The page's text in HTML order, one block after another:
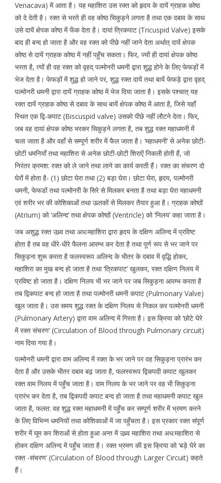
Venacava) में आता है। यह महाशिरा उस रक्त को हृदय के दायें ग्राहक कोष्ठ
को दे देती है। रक्त से भरते ही वह कोष्ठ सिकुड़ने लगता है तथा एक दबाव के साथ
उसे दायें क्षेपक कोष्ठ में फेंक देता है। दायां त्रिकपाट (Tricuspid Valve) इसके
बाद ही बन्द हो जाता है और वह रक्त को पीछे नहीं जाने देता अर्थात् दायें क्षेपक
कोष्ठ से दायें ग्राहक कोष्ठ में नहीं पहुँच सकता। फिर, ज्यों ही दायां क्षेपक कोष्ठ
भरता है, त्यों ही वह रक्त को वृहद् पल्मोनरी धमनी द्वारा शुद्ध होने के लिए फेफड़ों में
भेज देता है। फेफड़ों में शुद्ध हो जाने पर, शुद्ध रक्त दायें तथा बायें फेफड़े द्वारा वृहद्
पल्मोनरी धमनी द्वारा दायें ग्राहक कोष्ठ में भेज दिया जाता है। इसके पश्चात् यह
रक्त दायें ग्राहक कोष्ठ से दबाव के साथ बायें क्षेपक कोष्ठ में आता है, जिसे यहाँ
स्थित एक द्वि-कपाट (Biscuspid valve) उसको पीछे नहीं लौटने देता। फिर,
जब वह दायां क्षेपक कोष्ठ भरकर सिकुड़ने लगता है, तब शुद्ध रक्त महाधमनी में
चला जाता है और वहाँ से सम्पूर्ण शरीर में फैल जाता है। ‘महाधमनी’ से अनेक छोटी-
छोटी धमनियाँ तथा महाशिरा से अनेक छोटी-छोटी शिराऐं निकली होती हैं, जो
निरंतर क्रमश: रक्त को ले जाने तथा लाने का कार्य करती हैं। रक्त का संचरण दो
घेरों में होता है- (1) छोटा घेरा तथा (2) बड़ा घेरा। छोटा घेरा, हृदय, पल्मोनरी
धमनी, फेफडों तथा पल्मोनरी के सिरे से मिलकर बनता है तथा बड़ा घेरा महाधमनी
एवं शरीर भर की कोशिकाओं तथा ऊतकों से मिलकर तैयार हुआ है। ग्राहक कोष्ठों
(Atrium) को ‘अलिन्द’ तथा क्षेपक कोष्ठों (Ventricle) को ‘निलय’ कहा जाता है।
जब अशुद्ध रक्त उध्र्व तथा अध:महाशिरा द्वारा हृदय के दक्षिण अलिन्द में प्रविष्ट
होता है तब वह धीरे-धीरे फैलना आरम्भ कर देता है तथा पूर्ण रूप से भर जाने पर
सिकुड़ना शुरू करता है फलस्वरूप अलिन्द के भीतर के दबाव में वृद्धि होकर,
महाशिरा का मुख बन्द हो जाता है तथा ‘त्रिकपाट’ खुलकर, रक्त दक्षिण निलय में
प्रविष्ट हो जाता है। दक्षिण निलय भी भर जाने पर जब सिकुड़ना आरम्भ करता है
तब द्विकपाट बन्द हो जाता है तथा पल्मोनरी धमनी कपाट (Pulmonary Valve)
खुल जाता है। उस समय शुद्ध रक्त के दक्षिण निलय से निकल कर पल्मोनरी धमनी
(Pulmonary Artery) द्वारा वाम अलिन्द में गिरता है। इस क्रिया को ‘छोटे घेरे
में रक्त संचरण’ (Circulation of Blood through Pulmonary circuit)
नाम दिया गया है।
पल्मोनरी धमनी द्वारा वाम अलिन्द में रक्त के भर जाने पर वह सिकुड़ना प्रारंभ कर
देता है और उसके भीतर दबाव बढ़ जाता है, फलस्वरूप द्विकपदी कपाट खुलकर
रक्त वाम निलय में पहुँच जाता है। वाम निलय के भर जाने पर वह भी सिकुड़ना
प्रारंभ कर देता है, तब द्विकपदी कपाट बन्द हो जाता है तथा महाधमनी कपाट खुल
जाता है, फलत: वह शुद्ध रक्त महाधमनी में पहुँच कर सम्पूर्ण शरीर में भ्रमण करने
के लिए विभिन्न धमनियों तथा कोशिकाओं में जा पहुँचता है। इस प्रकार रक्त संपूर्ण
शरीर में घूम कर शिराओं से होता हुआ अन्त में उध्र्व महाशिरा तथा अध:महाशिरा से
होकर दक्षिण अलिन्द में पहुँच जाता है। रक्त भ्रमण की इस क्रिया को ‘बड़े घेरे का
रक्त -संचरण’ (Circulation of Blood through Larger Circuit) कहते
हैं।